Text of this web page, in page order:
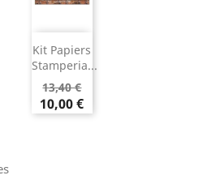
Kit Papiers
Stamperia...
13,40 €
10,00 €